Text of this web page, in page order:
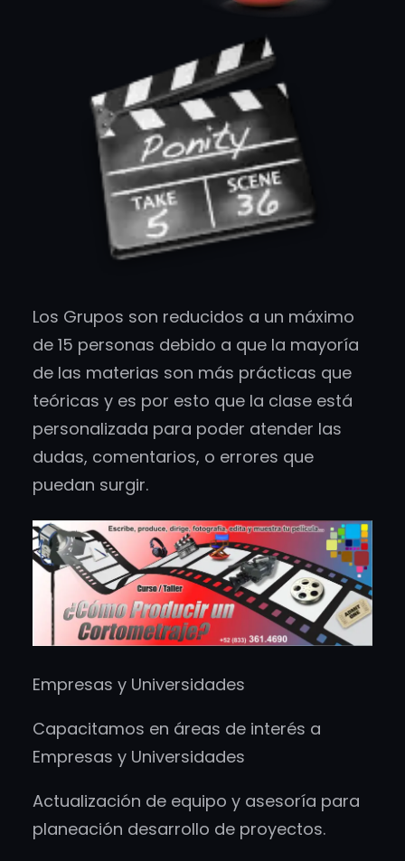
Los Grupos son reducidos a un máximo
de 15 personas debido a que la mayoría
de las materias son más prácticas que
teóricas y es por esto que la clase está
personalizada para poder atender las
dudas, comentarios, o errores que
puedan surgir.
Empresas y Universidades
Capacitamos en áreas de interés a
Empresas y Universidades
Actualización de equipo y asesoría para
planeación desarrollo de proyectos.